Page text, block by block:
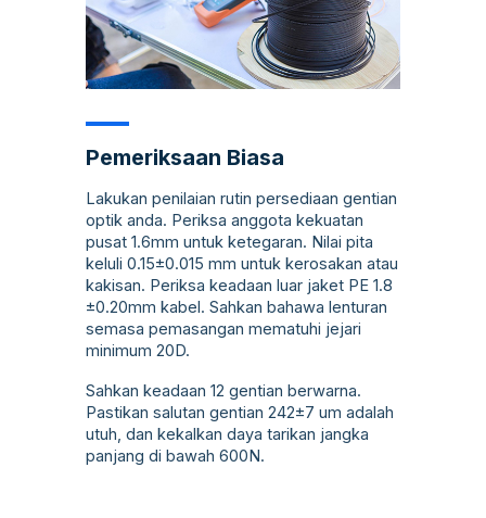
Pemeriksaan Biasa
Lakukan penilaian rutin persediaan gentian
optik anda. Periksa anggota kekuatan
pusat 1.6mm untuk ketegaran. Nilai pita
keluli 0.15±0.015 mm untuk kerosakan atau
kakisan. Periksa keadaan luar jaket PE 1.8
±0.20mm kabel. Sahkan bahawa lenturan
semasa pemasangan mematuhi jejari
minimum 20D.
Sahkan keadaan 12 gentian berwarna.
Pastikan salutan gentian 242±7 um adalah
utuh, dan kekalkan daya tarikan jangka
panjang di bawah 600N.